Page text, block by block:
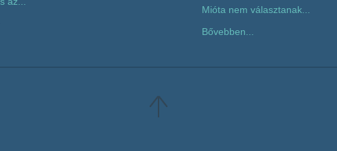
Mióta nem választanak...
Bővebben...